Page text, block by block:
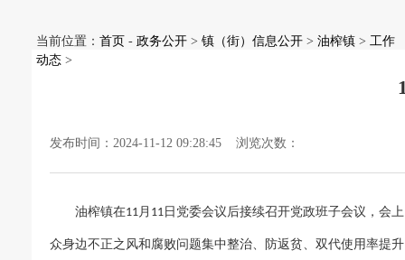
当前位置： 首页 - 政务公开 > 镇（街）信息公开 > 油榨镇 > 工作
动态 >
发布时间：2024-11-12 09:28:45 浏览次数：
油榨镇在11月 11 日党委会议后接续召开党政班子会议，会
众身边不正之风和腐败问题集中整治、防返贫、双代使用率提